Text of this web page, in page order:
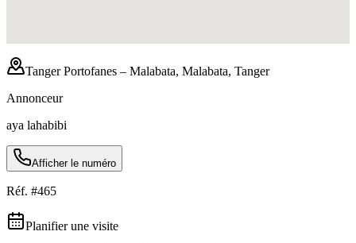
Tanger Portofanes – Malabata, Malabata, Tanger
Annonceur
aya lahabibi
Afficher le numéro
Réf. #465
Planifier une visite